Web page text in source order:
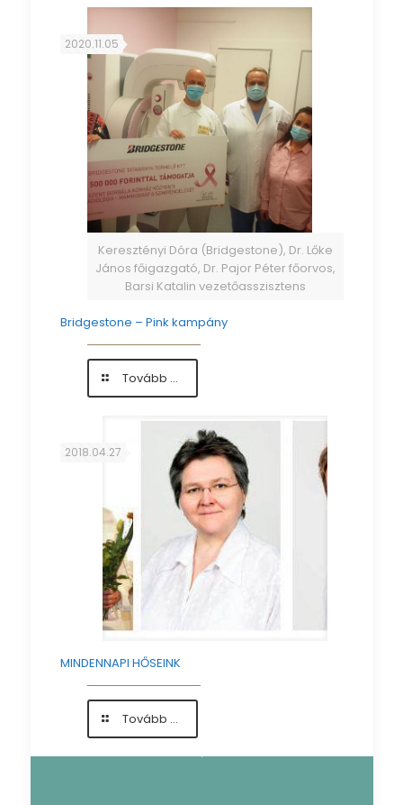
szürkeségben
Keresztényi Dóra (Bridgestone), Dr. Lőke
János főigazgató, Dr. Pajor Péter főorvos,
Barsi Katalin vezetőasszisztens
2020.11.05
Bridgestone – Pink kampány
Tovább ...-
Bridgestone
Pink
kampány
2018.04.27
MINDENNAPI HŐSEINK
Tovább ...-
MINDENNAPI
HŐSEINK